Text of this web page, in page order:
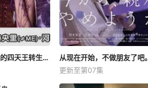
如果不良激战区的四天王转生成了偶像团体？
从现在开始，不做朋友了吧。
更新至第07集